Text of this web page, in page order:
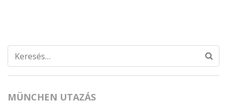
Keresés:
MÜNCHEN UTAZÁS